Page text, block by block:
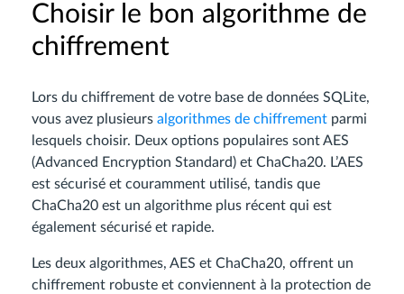
Choisir le bon algorithme de
chiffrement
Lors du chiffrement de votre base de données SQLite,
vous avez plusieurs algorithmes de chiffrement parmi
lesquels choisir. Deux options populaires sont AES
(Advanced Encryption Standard) et ChaCha20. L’AES
est sécurisé et couramment utilisé, tandis que
ChaCha20 est un algorithme plus récent qui est
également sécurisé et rapide.
Les deux algorithmes, AES et ChaCha20, offrent un
chiffrement robuste et conviennent à la protection de